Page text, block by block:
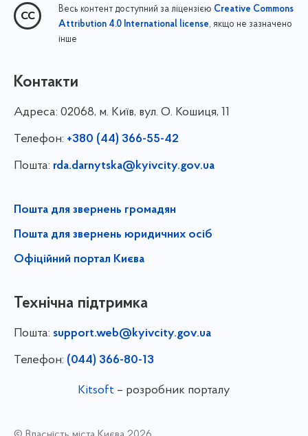
Весь контент доступний за ліцензією Creative Commons
Attribution 4.0 International license, якщо не зазначено
інше
Контакти
Адреса: 02068, м. Київ, вул. О. Кошиця, 11
Телефон: +380 (44) 366-55-42
Пошта: rda.darnytska@kyivcity.gov.ua
Пошта для звернень громадян
Пошта для звернень юридичних осіб
Офіційний портал Києва
Технічна підтримка
Пошта: support.web@kyivcity.gov.ua
Телефон: (044) 366-80-13
Kitsoft – розробник порталу